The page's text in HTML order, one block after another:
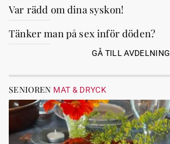
Var rädd om dina syskon!
Tänker man på sex inför döden?
GÅ TILL AVDELNING
SENIOREN MAT & DRYCK